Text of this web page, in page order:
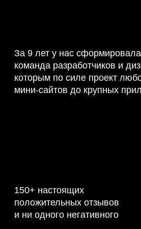
За 9 лет у нас
команда разработчиков и
которым по силе проект
мини-сайтов до крупных
150+ настоящих
положительных отзывов
и ни одного негативного